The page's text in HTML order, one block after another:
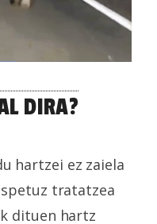
DIRA?
hartzei ez zaiela
tratatzea
dituen hartz